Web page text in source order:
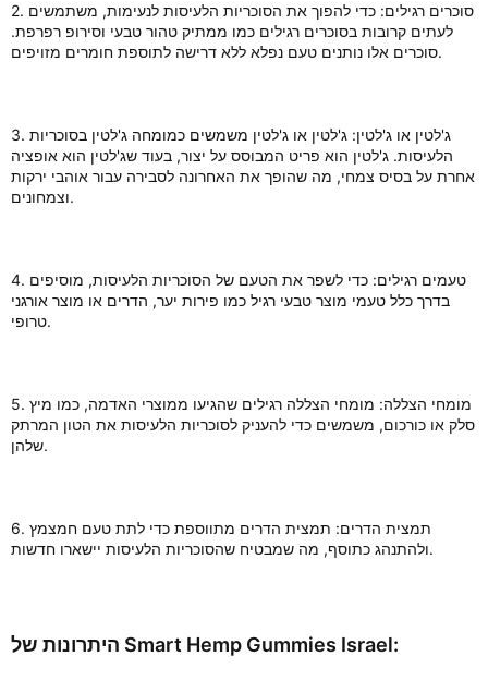
2. סוכרים רגילים: כדי להפוך את הסוכריות הלעיסות לנעימות, משתמשים
לעתים קרובות בסוכרים רגילים כמו ממתיק טהור טבעי וסירופ רפרפת.
סוכרים אלו נותנים טעם נפלא ללא דרישה לתוספת חומרים מזויפים.
3. ג'לטין או ג'לטין: ג'לטין או ג'לטין משמשים כמומחה ג'לטין בסוכריות
הלעיסות. ג'לטין הוא פריט המבוסס על יצור, בעוד שג'לטין הוא אופציה
אחרת על בסיס צמחי, מה שהופך את האחרונה לסבירה עבור אוהבי ירקות
וצמחונים.
4. טעמים רגילים: כדי לשפר את הטעם של הסוכריות הלעיסות, מוסיפים
בדרך כלל טעמי מוצר טבעי רגיל כמו פירות יער, הדרים או מוצר אורגני
טרופי.
5. מומחי הצללה: מומחי הצללה רגילים שהגיעו ממוצרי האדמה, כמו מיץ
סלק או כורכום, משמשים כדי להעניק לסוכריות הלעיסות את הטון המרתק
שלהן.
6. תמצית הדרים: תמצית הדרים מתווספת כדי לתת טעם חמצמץ
ולהתנהג כתוסף, מה שמבטיח שהסוכריות הלעיסות יישארו חדשות.
היתרונות של Smart Hemp Gummies Israel: